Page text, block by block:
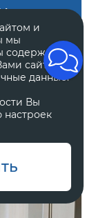
и
мы
содержат
сайта.
данные.
Вы